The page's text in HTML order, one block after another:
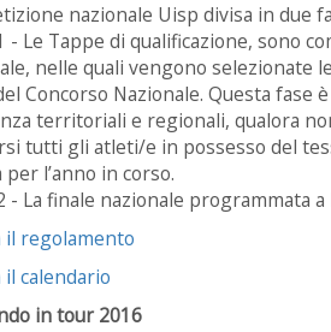
nazionale Uisp divisa in due
- Le Tappe di qualificazione, sono
nelle quali vengono selezionate
Concorso Nazionale. Questa fase
territoriali e regionali, qualora
tutti gli atleti/e in possesso del
per l’anno in corso.
- La finale nazionale programmata a
il regolamento
il calendario
in tour 2016